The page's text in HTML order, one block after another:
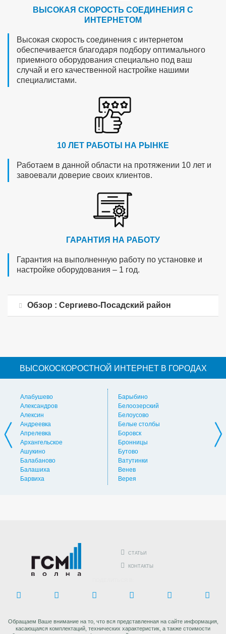
ВЫСОКАЯ СКОРОСТЬ СОЕДИНЕНИЯ С
ИНТЕРНЕТОМ
Высокая скорость соединения с интернетом
обеспечивается благодаря подбору оптимального
приемного оборудования специально под ваш
случай и его качественной настройке нашими
специалистами.
10 ЛЕТ РАБОТЫ НА РЫНКЕ
Работаем в данной области на протяжении 10 лет и
завоевали доверие своих клиентов.
ГАРАНТИЯ НА РАБОТУ
Гарантия на выполненную работу по установке и
настройке оборудования – 1 год.
Обзор : Сергиево-Посадский район
ВЫСОКОСКОРОСТНОЙ ИНТЕРНЕТ В ГОРОДАХ
Алабушево
Александров
Алексин
Андреевка
Апрелевка
Архангельское
Ашукино
Балабаново
Балашиха
Барвиха
Барыбино
Белоозерский
Белоусово
Белые столбы
Боровск
Бронницы
Бутово
Ватутинки
Венев
Верея
СТАТЬИ
КОНТАКТЫ
Обращаем Ваше внимание на то, что вся представленная на сайте информация,
касающаяся комплектаций, технических характеристик, а также стоимости